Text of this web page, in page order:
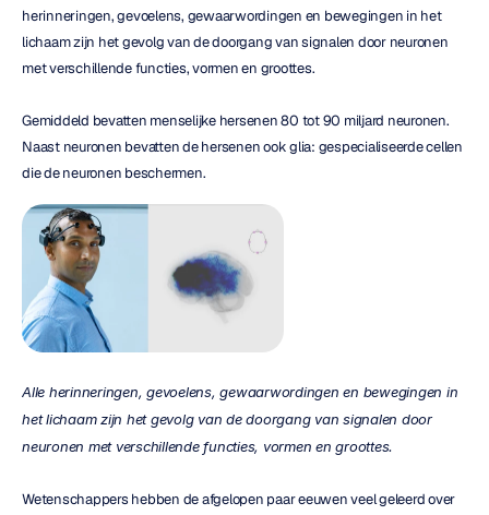
herinneringen, gevoelens, gewaarwordingen en bewegingen in het
lichaam zijn het gevolg van de doorgang van signalen door neuronen
met verschillende functies, vormen en groottes.
Gemiddeld bevatten menselijke hersenen 80 tot 90 miljard neuronen.
Naast neuronen bevatten de hersenen ook glia: gespecialiseerde cellen
die de neuronen beschermen.
Alle herinneringen, gevoelens, gewaarwordingen en bewegingen in
het lichaam zijn het gevolg van de doorgang van signalen door
neuronen met verschillende functies, vormen en groottes.
Wetenschappers hebben de afgelopen paar eeuwen veel geleerd over